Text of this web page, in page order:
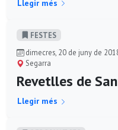
Llegir més
FESTES
dimecres, 20 de juny de
Segarra
Revetlles de
Llegir més